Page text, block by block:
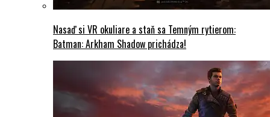
Nasaď si VR okuliare a staň sa Temným rytierom:
Batman: Arkham Shadow prichádza!